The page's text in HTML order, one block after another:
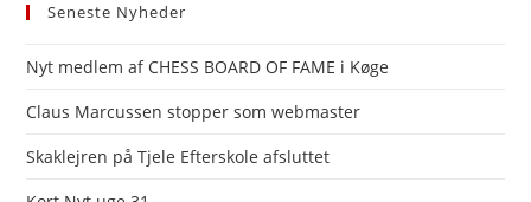
Seneste Nyheder
Nyt medlem af CHESS BOARD OF FAME i Køge
Claus Marcussen stopper som webmaster
Skaklejren på Tjele Efterskole afsluttet